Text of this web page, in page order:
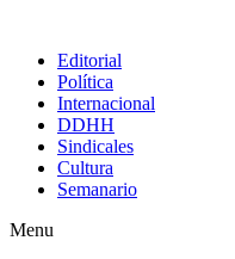
Editorial
Política
Internacional
DDHH
Sindicales
Cultura
Semanario
Menu